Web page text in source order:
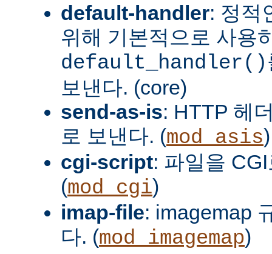
default-handler: 정적
위해 기본적으로 사용
default_handler()
보낸다. (core)
send-as-is: HTTP 헤
로 보낸다. (mod_asis)
cgi-script: 파일을
(mod_cgi)
imap-file: imagemap
다. (mod_imagemap)